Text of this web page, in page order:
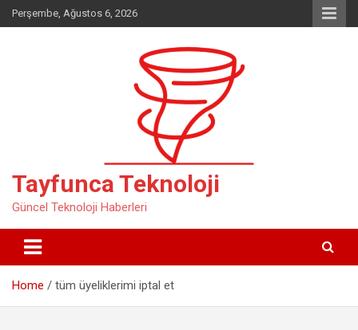
Skip
to
Perşembe, Ağustos 6, 2026
Tayfunca Teknoloji
Güncel Teknoloji Haberleri
Home tüm üyeliklerimi iptal et